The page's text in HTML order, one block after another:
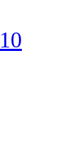
10